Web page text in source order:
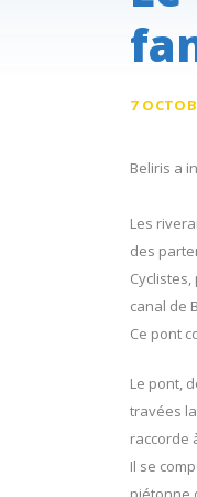
7
Beliris a
Les
des
canal de
Ce pont
Le pont,
travées
raccorde
Il se